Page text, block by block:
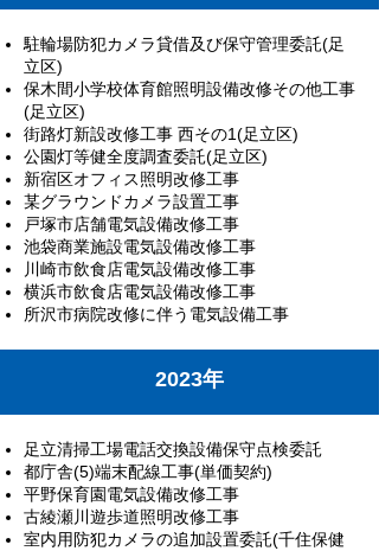
2023年
足立清掃工場電話交換設備保守点検委託
都庁舎(5)端末配線工事(単価契約)
平野保育園電気設備改修工事
古綾瀬川遊歩道照明改修工事
室内用防犯カメラの追加設置委託(千住保健
駐輪場防犯カメラ貸借及び保守管理委託(足
立区)
保木間小学校体育館照明設備改修その他工事
(足立区)
街路灯新設改修工事 西その1(足立区)
公園灯等健全度調査委託(足立区)
新宿区オフィス照明改修工事
某グラウンドカメラ設置工事
戸塚市店舗電気設備改修工事
池袋商業施設電気設備改修工事
川崎市飲食店電気設備改修工事
横浜市飲食店電気設備改修工事
所沢市病院改修に伴う電気設備工事